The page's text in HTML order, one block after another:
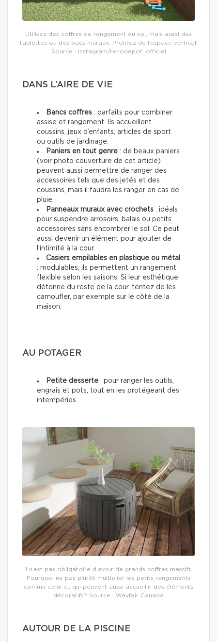
Utilisez des coffres de rangement au sol, mais aussi des
tablettes ou des bacs muraux. Profitez de l’espace vertical!
Source : Instagram/renodepot_officiel
DANS L’AIRE DE VIE
Bancs coffres : parfaits pour combiner
assise et rangement. Ils accueillent
coussins, jeux d’enfants, articles de sport
ou outils de jardinage.
Paniers en tout genre : de beaux paniers
(voir photo couverture de cet article)
peuvent aussi permettre de ranger des
accessoires tels que des jetés et des
coussins, mais il faudra les ranger en cas de
pluie.
Panneaux muraux avec crochets : idéals
pour suspendre arrosoirs, balais ou petits
accessoires sans encombrer le sol. Ce peut
aussi devenir un élément pour ajouter de
l’intimité à la cour.
Casiers empilables en plastique ou métal
: modulables, ils permettent un rangement
flexible selon les saisons. Si leur esthétique
détonne du reste de la cour, tentez de les
camoufler, par exemple sur le côté de la
maison.
AU POTAGER
Petite desserte : pour ranger les outils,
engrais et pots, tout en les protégeant des
intempéries.
Il n’est pas obligatoire d’avoir de grands coffres massifs!
Pourquoi ne pas plutôt multiplier les petits rangements
comme celui-ci, qui peuvent aussi accueillir des éléments
décoratifs? Source : Wayfair Canada
AUTOUR DE LA PISCINE